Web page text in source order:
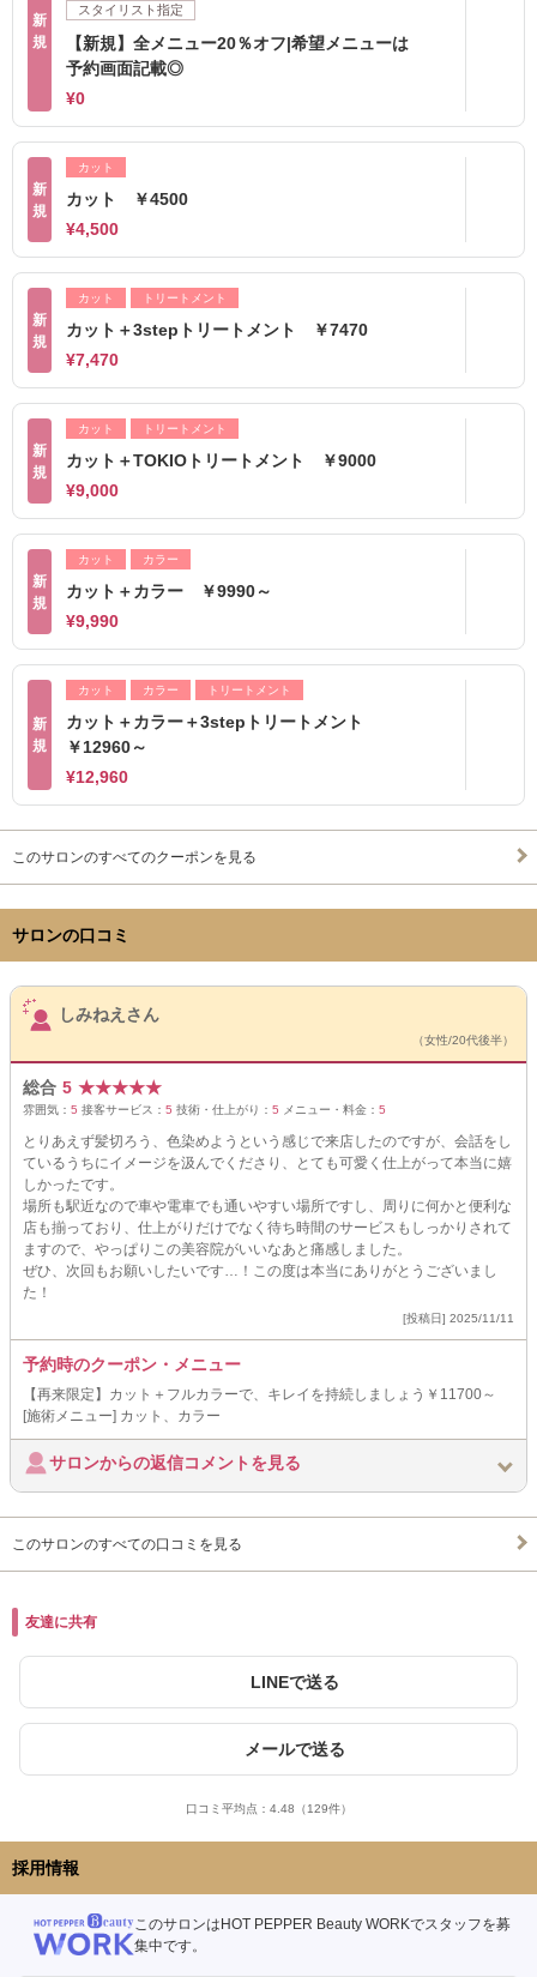
新
規
スタイリスト指定
【新規】全メニュー20％オフ|希望メニューは
予約画面記載◎
¥0
新
規
カット
カット ￥4500
¥4,500
新
規
カット トリートメント
カット＋3stepトリートメント ￥7470
¥7,470
新
規
カット トリートメント
カット＋TOKIOトリートメント ￥9000
¥9,000
新
規
カット カラー
カット＋カラー ￥9990～
¥9,990
新
規
カット カラー トリートメント
カット＋カラー＋3stepトリートメント
￥12960～
¥12,960
このサロンのすべてのクーポンを見る
サロンの口コミ
サロンPick Up
しみねえさん
（女性/20代後半）
総合 5 ★★★★★
雰囲気： 5 接客サービス： 5 技術・仕上がり： 5 メニュー・料金： 5
とりあえず髪切ろう、色染めようという感じで来店したのですが、会話をし
ているうちにイメージを汲んでくださり、とても可愛く仕上がって本当に嬉
しかったです。
場所も駅近なので車や電車でも通いやすい場所ですし、周りに何かと便利な
店も揃っており、仕上がりだけでなく待ち時間のサービスもしっかりされて
ますので、やっぱりこの美容院がいいなあと痛感しました。
ぜひ、次回もお願いしたいです…！この度は本当にありがとうございまし
た！
[投稿日] 2025/11/11
予約時のクーポン・メニュー
【再来限定】カット＋フルカラーで、キレイを持続しましょう￥11700～
[施術メニュー] カット、カラー
サロンからの返信コメントを見る
このサロンのすべての口コミを見る
友達に共有
LINEで送る
メールで送る
口コミ平均点： 4.48 （129件）
採用情報
このサロンはHOT PEPPER Beauty WORKでスタッフを募
集中です。